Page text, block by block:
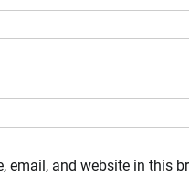
email, and website in this